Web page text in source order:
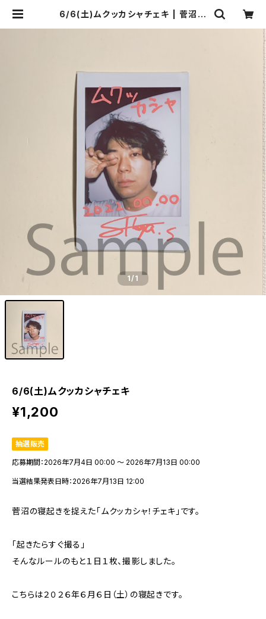
6/6(土)ムクッカシャチェキ | 菅沼商
1/1
6/6(土)ムクッカシャチェキ
¥1,200
抽選販売
応募期間：2026年7月4日 00:00 〜 2026年7月13日 00:00
当選結果発表日時：2026年7月13日 12:00
菅沼の寝起きを捉えた「ムクッカシャ！チェキ」です。
「起きたらすぐ撮る」
そんなルールのもと１日１枚、撮影しました。
こちらは２０２６年６月６日（土）の寝起きです。